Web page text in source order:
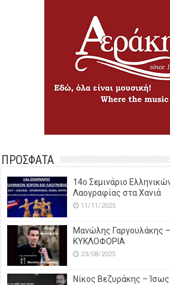
ΠΡΟΣΦΑΤΑ
14o Σεμινάριο
Λαογραφίας στα Χανιά
11/11/2025
Μανώλης Γαργουλάκης
ΚΥΚΛΟΦΟΡΙΑ
23/08/2025
Νίκος Βεζυράκης –